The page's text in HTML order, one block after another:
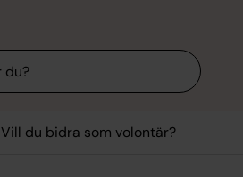
Vill du bidra som volontär?